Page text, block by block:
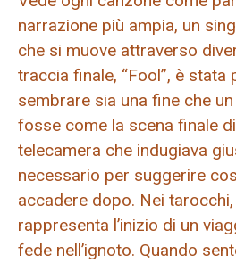
narrazione più ampia, un
che si muove attraverso
traccia finale, “Fool”, è stata
sembrare sia una fine che
fosse come la scena finale
telecamera che indugiava
necessario per suggerire
accadere dopo. Nei
rappresenta l’inizio di un
fede nell’ignoto. Quando